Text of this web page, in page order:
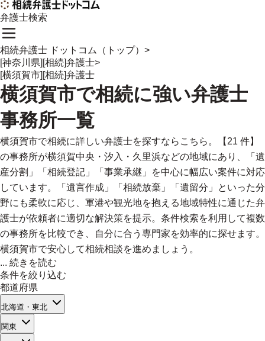
弁護士検索
相続弁護士 ドットコム（トップ） >
[神奈川県][相続]弁護士>
[横須賀市][相続]弁護士
横須賀市で相続に強い弁護士
事務所一覧
横須賀市で相続に詳しい弁護士を探すならこちら。【21 件】
の事務所が横須賀中央・汐入・久里浜などの地域にあり、「遺
産分割」「相続登記」「事業承継」を中心に幅広い案件に対応
しています。「遺言作成」「相続放棄」「遺留分」といった分
野にも柔軟に応じ、軍港や観光地を抱える地域特性に通じた弁
護士が依頼者に適切な解決策を提示。条件検索を利用して複数
の事務所を比較でき、自分に合う専門家を効率的に探せます。
横須賀市で安心して相続相談を進めましょう。
... 続きを読む
条件を絞り込む
都道府県
北海道・東北
関東